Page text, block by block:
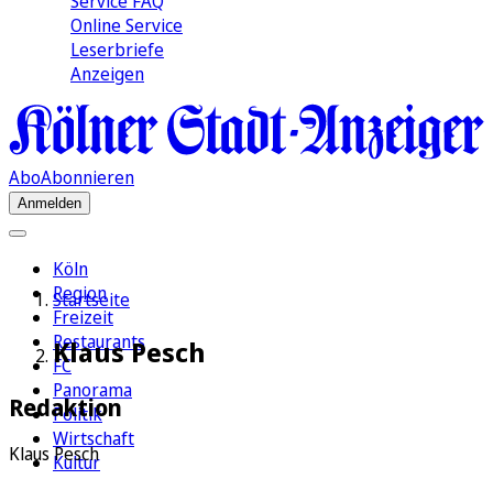
Online Service
Leserbriefe
Anzeigen
AboAbonnieren
Anmelden
Köln
Region
Freizeit
Restaurants
FC
Panorama
Politik
Wirtschaft
Kultur
Startseite
Klaus Pesch
Redaktion
Klaus Pesch